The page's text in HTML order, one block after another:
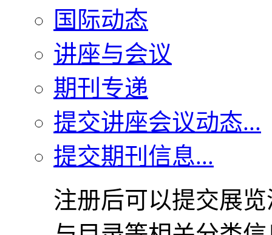
国际动态
讲座与会议
期刊专递
提交讲座会议动态...
提交期刊信息...
注册后可以提交展